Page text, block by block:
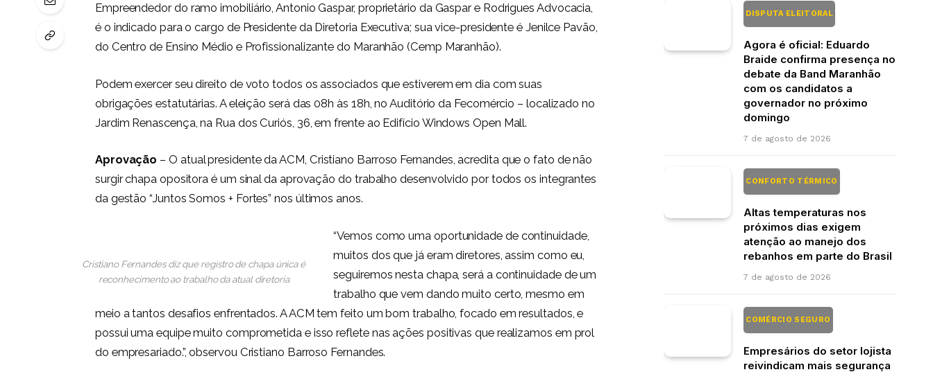
Empreendedor do ramo imobiliário, Antonio Gaspar, proprietário da Gaspar e Rodrigues Advocacia,
é o indicado para o cargo de Presidente da Diretoria Executiva; sua vice-presidente é Jenilce Pavão,
do Centro de Ensino Médio e Profissionalizante do Maranhão (Cemp Maranhão).
Podem exercer seu direito de voto todos os associados que estiverem em dia com suas
obrigações estatutárias. A eleição será das 08h às 18h, no Auditório da Fecomércio – localizado no
Jardim Renascença, na Rua dos Curiós, 36, em frente ao Edifício Windows Open Mall.
Aprovação – O atual presidente da ACM, Cristiano Barroso Fernandes, acredita que o fato de não
surgir chapa opositora é um sinal da aprovação do trabalho desenvolvido por todos os integrantes
da gestão “Juntos Somos + Fortes” nos últimos anos.
Cristiano Fernandes diz que registro de chapa única é
reconhecimento ao trabalho da atual diretoria
“Vemos como uma oportunidade de continuidade,
muitos dos que já eram diretores, assim como eu,
seguiremos nesta chapa, será a continuidade de um
trabalho que vem dando muito certo, mesmo em
meio a tantos desafios enfrentados. A ACM tem feito um bom trabalho, focado em resultados, e
possui uma equipe muito comprometida e isso reflete nas ações positivas que realizamos em prol
do empresariado.”, observou Cristiano Barroso Fernandes.
DISPUTA ELEITORAL
Agora é oficial: Eduardo
Braide confirma presença no
debate da Band Maranhão
com os candidatos a
governador no próximo
domingo
7 de agosto de 2026
CONFORTO TÉRMICO
Altas temperaturas nos
próximos dias exigem
atenção ao manejo dos
rebanhos em parte do Brasil
7 de agosto de 2026
COMÉRCIO SEGURO
Empresários do setor lojista
reivindicam mais segurança